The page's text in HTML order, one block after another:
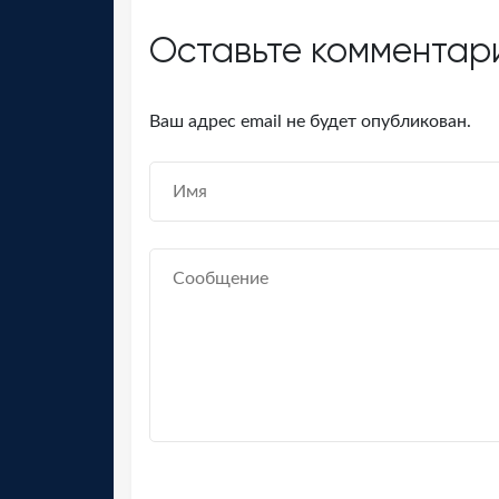
Оставьте
Ваш адрес email не будет опубликован.